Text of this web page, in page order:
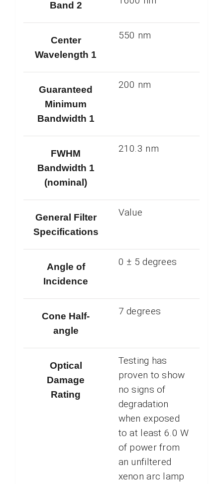
Band 2
Center
Wavelength 1
550 nm
Guaranteed
Minimum
Bandwidth 1
200 nm
FWHM
Bandwidth 1
(nominal)
210.3 nm
General Filter
Specifications
Value
Angle of
Incidence
0 ± 5 degrees
Cone Half-
angle
7 degrees
Optical
Damage
Rating
Testing has
proven to show
no signs of
degradation
when exposed
to at least 6.0 W
of power from
an unfiltered
xenon arc lamp